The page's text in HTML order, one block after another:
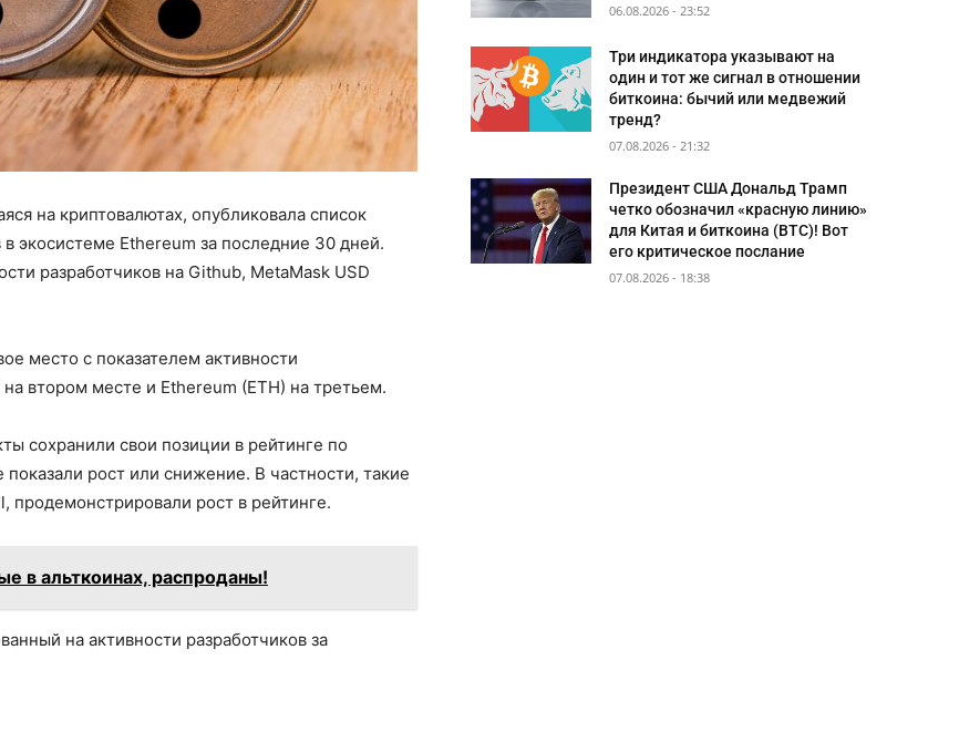
на криптовалютах, опубликовала список
экосистеме Ethereum за последние 30 дней.
разработчиков на Github, MetaMask USD
место с показателем активности
втором месте и Ethereum (ETH) на третьем.
сохранили свои позиции в рейтинге по
рост или снижение. В частности, такие
продемонстрировали рост в рейтинге.
в альткоинах, распроданы!
на активности разработчиков за
06.08.2026 - 23:52
Три индикатора указывают на
один и тот же сигнал в отношении
биткоина: бычий или медвежий
тренд?
07.08.2026 - 21:32
Президент США Дональд Трамп
четко обозначил «красную линию»
для Китая и биткоина (BTC)! Вот
его критическое послание
07.08.2026 - 18:38